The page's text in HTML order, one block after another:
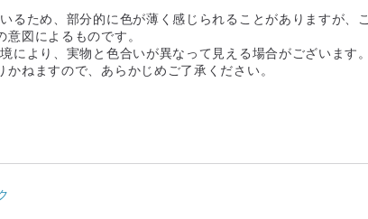
るため、部分的に色が薄く感じられることがありますが、こ
図によるものです。
により、実物と色合いが異なって見える場合がございます。
ねますので、あらかじめご了承ください。